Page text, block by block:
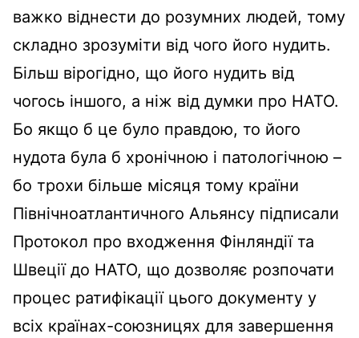
важко віднести до розумних людей, тому
складно зрозуміти від чого його нудить.
Більш вірогідно, що його нудить від
чогось іншого, а ніж від думки про НАТО.
Бо якщо б це було правдою, то його
нудота була б хронічною і патологічною –
бо трохи більше місяця тому країни
Північноатлантичного Альянсу підписали
Протокол про входження Фінляндії та
Швеції до НАТО, що дозволяє розпочати
процес ратифікації цього документу у
всіх країнах-союзницях для завершення